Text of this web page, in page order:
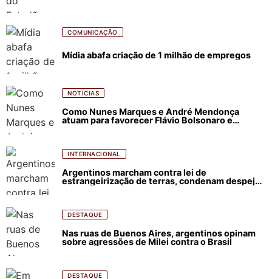
COMUNICAÇÃO
Mídia abafa criação de 1 milhão de empregos
NOTÍCIAS
Como Nunes Marques e André Mendonça
atuam para favorecer Flávio Bolsonaro e
INTERNACIONAL
Argentinos marcham contra lei de
estrangeirização de terras, condenam despejos
DESTAQUE
Nas ruas de Buenos Aires, argentinos opinam
sobre agressões de Milei contra o Brasil
DESTAQUE